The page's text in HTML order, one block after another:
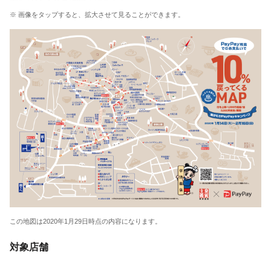
※ 画像をタップすると、拡大させて見ることができます。
この地図は2020年1月29日時点の内容になります。
対象店舗